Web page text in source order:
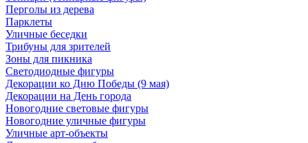
Перголы из дерева
Парклеты
Уличные беседки
Трибуны для зрителей
Зоны для пикника
Светодиодные фигуры
Декорации ко Дню Победы (9 мая)
Декорации на День города
Новогодние световые фигуры
Новогодние уличные фигуры
Уличные арт-объекты